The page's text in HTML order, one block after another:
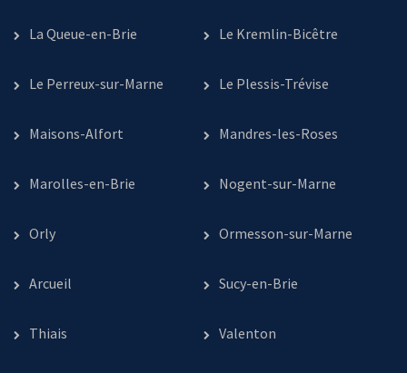
La Queue-en-Brie Le Kremlin-Bicêtre
Le Perreux-sur-Marne Le Plessis-Trévise
Maisons-Alfort Mandres-les-Roses
Marolles-en-Brie Nogent-sur-Marne
Orly Ormesson-sur-Marne
Arcueil Sucy-en-Brie
Thiais Valenton